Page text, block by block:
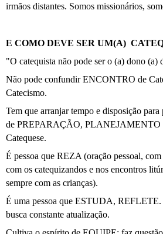
irmãos distantes. Somos missionários,
E COMO DEVE SER UM(A)
"O catequista não pode ser o (a) dono (a)
Não pode confundir ENCONTRO de
Catecismo.
Tem que arranjar tempo e disposição
de PREPARAÇÃO,
Catequese.
É pessoa que REZA (oração pessoal, com
com os catequizandos e nos encontros
sempre com as crianças).
É uma pessoa que ESTUDA, REFLETE.
busca constante atualização.